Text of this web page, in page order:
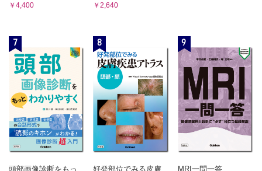
￥4,400
￥2,640
7
頭部画像診断をもっ
8
好発部位でみる皮膚
9
MRI一問一答